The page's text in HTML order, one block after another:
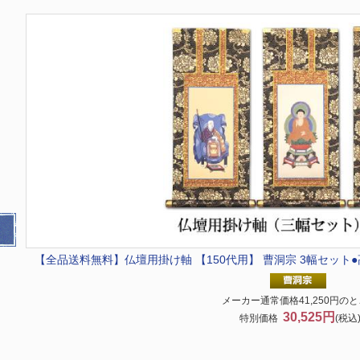
【全品送料無料】 仏壇用掛け軸 【150代用】 曹洞宗 3幅セット
メーカー通常価格41,250円の
特別価格 30,525円 (税込)